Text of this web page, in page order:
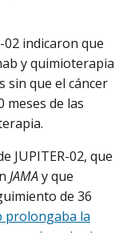
02 indicaron que
y quimioterapia
sin que el cáncer
meses de las
JUPITER-02, que
JAMAy que
de 36
prolongaba la